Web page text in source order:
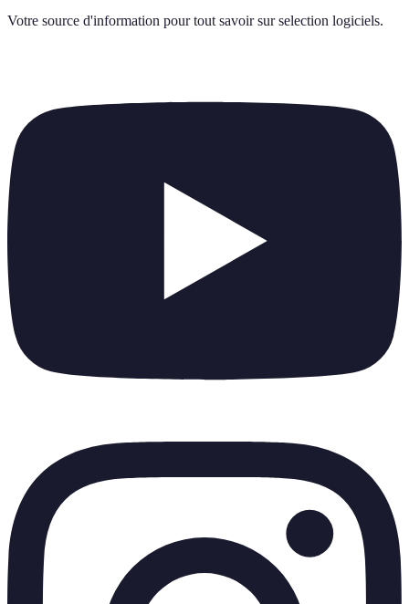
Votre source d'information pour tout savoir sur selection logiciels.